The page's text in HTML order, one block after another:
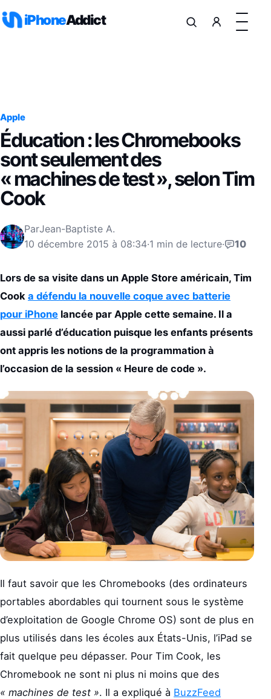
iPhoneAddict
Apple
Éducation : les Chromebooks
sont seulement des
« machines de test », selon Tim
Cook
ParJean-Baptiste A.
10 décembre 2015 à 08:34·1 min de lecture· 10
Lors de sa visite dans un Apple Store américain, Tim
Cook a défendu la nouvelle coque avec batterie
pour iPhone lancée par Apple cette semaine. Il a
aussi parlé d’éducation puisque les enfants présents
ont appris les notions de la programmation à
l’occasion de la session « Heure de code ».
Il faut savoir que les Chromebooks (des ordinateurs
portables abordables qui tournent sous le système
d’exploitation de Google Chrome OS) sont de plus en
plus utilisés dans les écoles aux États-Unis, l’iPad se
fait quelque peu dépasser. Pour Tim Cook, les
Chromebook ne sont ni plus ni moins que des
« machines de test ». Il a expliqué à BuzzFeed